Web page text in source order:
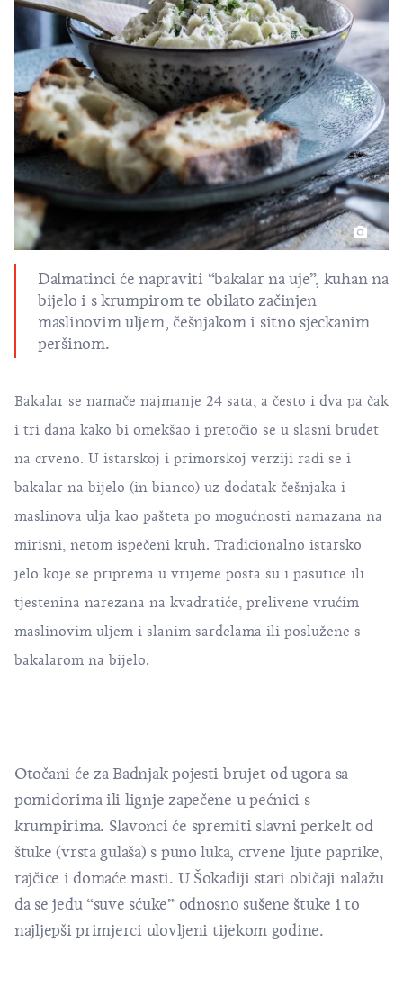
Dalmatinci će napraviti “bakalar na uje”, kuhan na
bijelo i s krumpirom te obilato začinjen
maslinovim uljem, češnjakom i sitno sjeckanim
peršinom.
Bakalar se namače najmanje 24 sata, a često i dva pa čak
i tri dana kako bi omekšao i pretočio se u slasni brudet
na crveno. U istarskoj i primorskoj verziji radi se i
bakalar na bijelo (in bianco) uz dodatak češnjaka i
maslinova ulja kao pašteta po mogućnosti namazana na
mirisni, netom ispečeni kruh. Tradicionalno istarsko
jelo koje se priprema u vrijeme posta su i pasutice ili
tjestenina narezana na kvadratiće, prelivene vrućim
maslinovim uljem i slanim sardelama ili poslužene s
bakalarom na bijelo.
Otočani će za Badnjak pojesti brujet od ugora sa
pomidorima ili lignje zapečene u pećnici s
krumpirima. Slavonci će spremiti slavni perkelt od
štuke (vrsta gulaša) s puno luka, crvene ljute paprike,
rajčice i domaće masti. U Šokadiji stari običaji nalažu
da se jedu “suve sćuke” odnosno sušene štuke i to
najljepši primjerci ulovljeni tijekom godine.